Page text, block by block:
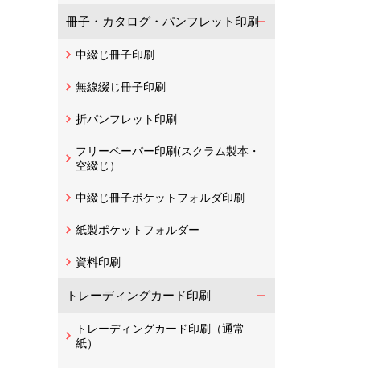
冊子・カタログ・パンフレット印刷
中綴じ冊子印刷
無線綴じ冊子印刷
折パンフレット印刷
フリーペーパー印刷(スクラム製本・
空綴じ）
中綴じ冊子ポケットフォルダ印刷
紙製ポケットフォルダー
資料印刷
トレーディングカード印刷
トレーディングカード印刷（通常
紙）